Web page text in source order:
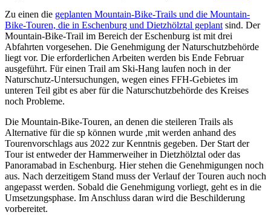
Zu einen die geplanten Mountain-Bike-Trails und die Mountain-
Bike-Touren, die in Eschenburg und Dietzhölztal geplantsind. Der
Mountain-Bike-Trail im Bereich der Eschenburg ist mit drei
Abfahrten vorgesehen. Die Genehmigung der Naturschutzbehörde
liegt vor. Die erforderlichen Arbeiten werden bis Ende Februar
ausgeführt. Für einen Trail am Ski-Hang laufen noch in der
Naturschutz-Untersuchungen, wegen eines FFH-Gebietes im
unteren Teil gibt es aber für die Naturschutzbehörde des Kreises
noch Probleme.
Die Mountain-Bike-Touren, an denen die steileren Trails als
Alternative für die sp können wurde ,mit werden anhand des
Tourenvorschlags aus 2022 zur Kenntnis gegeben. Der Start der
Tour ist entweder der Hammerweiher in Dietzhölztal oder das
Panoramabad in Eschenburg. Hier stehen die Genehmigungen noch
aus. Nach derzeitigem Stand muss der Verlauf der Touren auch noch
angepasst werden. Sobald die Genehmigung vorliegt, geht es in die
Umsetzungsphase. Im Anschluss daran wird die Beschilderung
vorbereitet.